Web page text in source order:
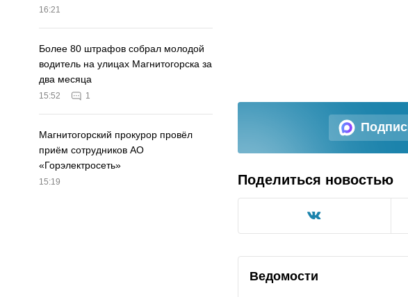
16:21
Более 80 штрафов собрал молодой
водитель на улицах Магнитогорска за
два месяца
15:52 1
Магнитогорский прокурор провёл
приём сотрудников АО
«Горэлектросеть»
15:19 Поделиться новостью
Ведомости